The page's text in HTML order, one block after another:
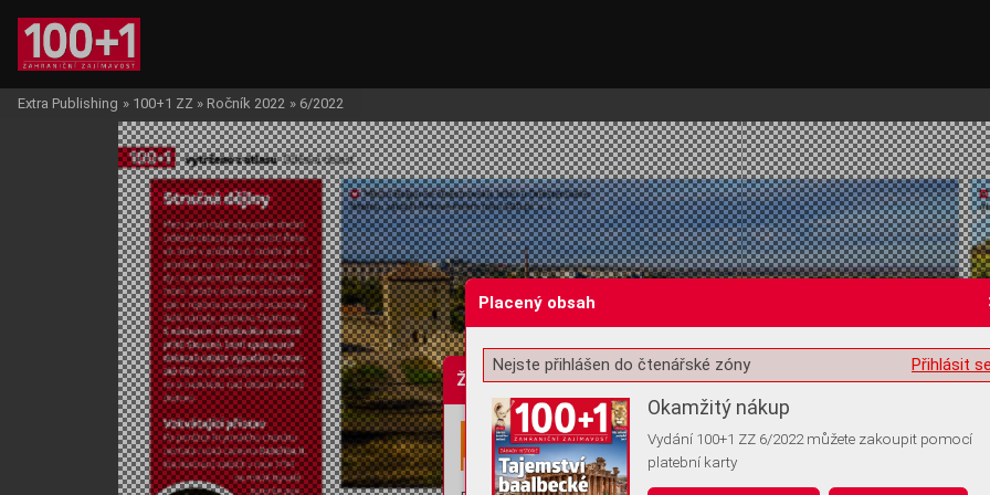
Žádost o souhlas s ukládáním volitelných informací
Extra Publishing » 100+1 ZZ » Ročník 2022 » 6/2022
Placený obsah
Přihlásit
Nejste přihlášen do čtenářské zóny
Okamžitý nákup
Vydání 100+1 ZZ 6/2022 můžete zakoupit pomocí
platební karty